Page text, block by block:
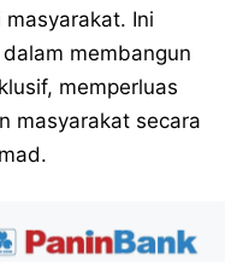
Ini
membangun
memperluas
masyarakat secara